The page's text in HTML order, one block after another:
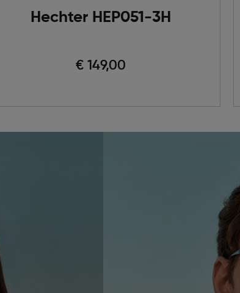
Hechter HEP051-3H
€ 149,00